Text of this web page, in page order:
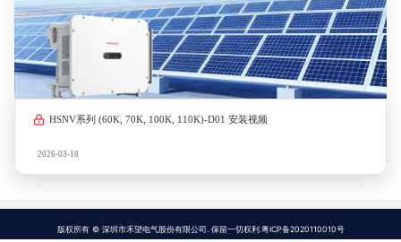
HSNV系列 (60K, 70K, 100K, 110K)-D01 安装视频
2026-03-18
版权所有 © 深圳市禾望电气股份有限公司. 保留一切权利.粤ICP备2020110010号